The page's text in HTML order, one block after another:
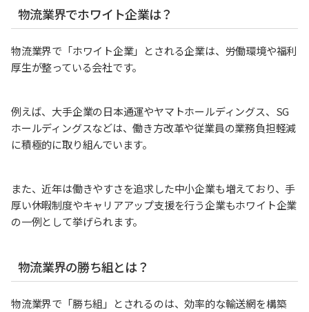
物流業界でホワイト企業は？
物流業界で「ホワイト企業」とされる企業は、労働環境や福利
厚生が整っている会社です。
例えば、大手企業の日本通運やヤマトホールディングス、SG
ホールディングスなどは、働き方改革や従業員の業務負担軽減
に積極的に取り組んでいます。
また、近年は働きやすさを追求した中小企業も増えており、手
厚い休暇制度やキャリアアップ支援を行う企業もホワイト企業
の一例として挙げられます。
物流業界の勝ち組とは？
物流業界で「勝ち組」とされるのは、効率的な輸送網を構築